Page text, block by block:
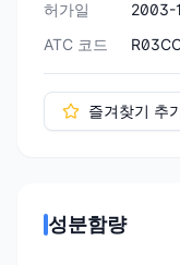
허가일
2003-
ATC 코드
즐겨찾기 추
성분함량